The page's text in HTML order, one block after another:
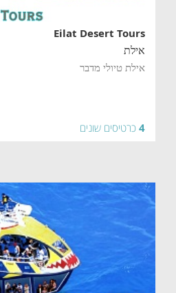
Eilat Desert Tours
אילת
אילת טיולי מדבר
4 כרטיסים שונים